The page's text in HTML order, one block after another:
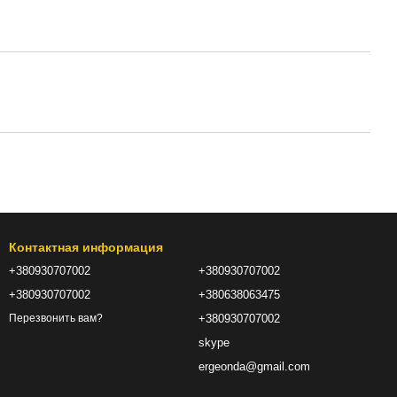
Контактная информация
+380930707002
+380930707002
Перезвонить вам?
+380930707002
+380638063475
+380930707002
skype
ergeonda@gmail.com